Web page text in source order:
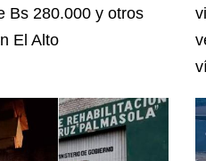
Bs 280.000 y otros
El Alto